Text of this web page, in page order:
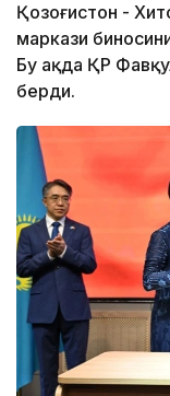
Қозоғистон -
маркази
Бу ҳақда ҚР
берди.